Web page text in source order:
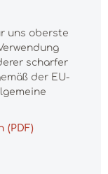
uns oberste
scharfer
der EU-
(PDF)